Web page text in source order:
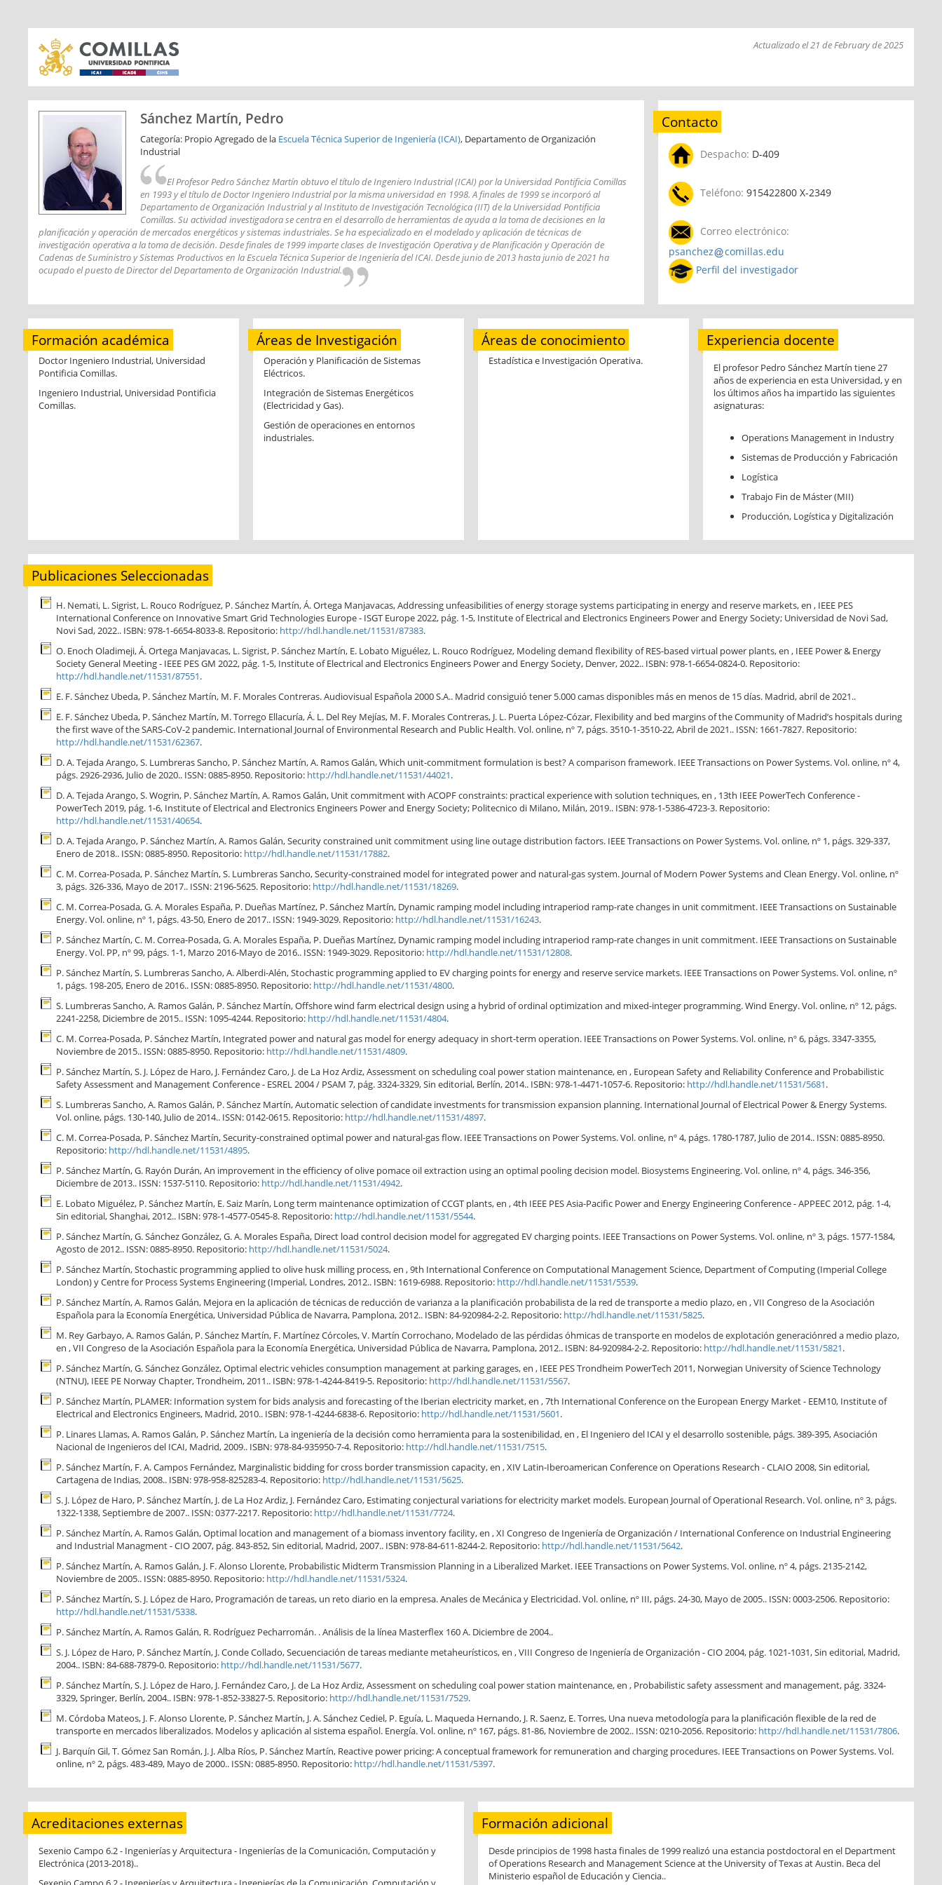
Actualizado el 21 de February de 2025
Sánchez Martín, Pedro
Categoría: Propio Agregado de la Escuela Técnica Superior de Ingeniería (ICAI), Departamento de Organización
Industrial
El Profesor Pedro Sánchez Martín obtuvo el título de Ingeniero Industrial (ICAI) por la Universidad Pontificia Comillas
en 1993 y el título de Doctor Ingeniero Industrial por la misma universidad en 1998. A finales de 1999 se incorporó al
Departamento de Organización Industrial y al Instituto de Investigación Tecnológica (IIT) de la Universidad Pontificia
Comillas. Su actividad investigadora se centra en el desarrollo de herramientas de ayuda a la toma de decisiones en la
planificación y operación de mercados energéticos y sistemas industriales. Se ha especializado en el modelado y aplicación de técnicas de
investigación operativa a la toma de decisión. Desde finales de 1999 imparte clases de Investigación Operativa y de Planificación y Operación de
Cadenas de Suministro y Sistemas Productivos en la Escuela Técnica Superior de Ingeniería del ICAI. Desde junio de 2013 hasta junio de 2021 ha
ocupado el puesto de Director del Departamento de Organización Industrial.
Contacto
Despacho: D-409
Teléfono: 915422800 X-2349
Correo electrónico:
psanchez
comillas.edu
Perfil del investigador
Formación académica
Doctor Ingeniero Industrial, Universidad
Pontificia Comillas.
Ingeniero Industrial, Universidad Pontificia
Comillas.
Áreas de Investigación
Operación y Planificación de Sistemas
Eléctricos.
Integración de Sistemas Energéticos
(Electricidad y Gas).
Gestión de operaciones en entornos
industriales.
Áreas de conocimiento
Estadística e Investigación Operativa.
Experiencia docente
El profesor Pedro Sánchez Martín tiene 27
años de experiencia en esta Universidad, y en
los últimos años ha impartido las siguientes
asignaturas:
Operations Management in Industry
Sistemas de Producción y Fabricación
Logística
Trabajo Fin de Máster (MII)
Producción, Logística y Digitalización
Publicaciones Seleccionadas
H. Nemati, L. Sigrist, L. Rouco Rodríguez, P. Sánchez Martín, Á. Ortega Manjavacas, Addressing unfeasibilities of energy storage systems participating in energy and reserve markets, en , IEEE PES
International Conference on Innovative Smart Grid Technologies Europe - ISGT Europe 2022, pág. 1-5, Institute of Electrical and Electronics Engineers Power and Energy Society; Universidad de Novi Sad,
Novi Sad, 2022.. ISBN: 978-1-6654-8033-8. Repositorio: http://hdl.handle.net/11531/87383.
O. Enoch Oladimeji, Á. Ortega Manjavacas, L. Sigrist, P. Sánchez Martín, E. Lobato Miguélez, L. Rouco Rodríguez, Modeling demand flexibility of RES-based virtual power plants, en , IEEE Power & Energy
Society General Meeting - IEEE PES GM 2022, pág. 1-5, Institute of Electrical and Electronics Engineers Power and Energy Society, Denver, 2022.. ISBN: 978-1-6654-0824-0. Repositorio:
http://hdl.handle.net/11531/87551.
E. F. Sánchez Ubeda, P. Sánchez Martín, M. F. Morales Contreras. Audiovisual Española 2000 S.A.. Madrid consiguió tener 5.000 camas disponibles más en menos de 15 días. Madrid, abril de 2021..
E. F. Sánchez Ubeda, P. Sánchez Martín, M. Torrego Ellacuría, Á. L. Del Rey Mejías, M. F. Morales Contreras, J. L. Puerta López-Cózar, Flexibility and bed margins of the Community of Madrid’s hospitals during
the first wave of the SARS-CoV-2 pandemic. International Journal of Environmental Research and Public Health. Vol. online, nº 7, págs. 3510-1-3510-22, Abril de 2021.. ISSN: 1661-7827. Repositorio:
http://hdl.handle.net/11531/62367.
D. A. Tejada Arango, S. Lumbreras Sancho, P. Sánchez Martín, A. Ramos Galán, Which unit-commitment formulation is best? A comparison framework. IEEE Transactions on Power Systems. Vol. online, nº 4,
págs. 2926-2936, Julio de 2020.. ISSN: 0885-8950. Repositorio: http://hdl.handle.net/11531/44021.
D. A. Tejada Arango, S. Wogrin, P. Sánchez Martín, A. Ramos Galán, Unit commitment with ACOPF constraints: practical experience with solution techniques, en , 13th IEEE PowerTech Conference -
PowerTech 2019, pág. 1-6, Institute of Electrical and Electronics Engineers Power and Energy Society; Politecnico di Milano, Milán, 2019.. ISBN: 978-1-5386-4723-3. Repositorio:
http://hdl.handle.net/11531/40654.
D. A. Tejada Arango, P. Sánchez Martín, A. Ramos Galán, Security constrained unit commitment using line outage distribution factors. IEEE Transactions on Power Systems. Vol. online, nº 1, págs. 329-337,
Enero de 2018.. ISSN: 0885-8950. Repositorio: http://hdl.handle.net/11531/17882.
C. M. Correa-Posada, P. Sánchez Martín, S. Lumbreras Sancho, Security-constrained model for integrated power and natural-gas system. Journal of Modern Power Systems and Clean Energy. Vol. online, nº
3, págs. 326-336, Mayo de 2017.. ISSN: 2196-5625. Repositorio: http://hdl.handle.net/11531/18269.
C. M. Correa-Posada, G. A. Morales España, P. Dueñas Martínez, P. Sánchez Martín, Dynamic ramping model including intraperiod ramp-rate changes in unit commitment. IEEE Transactions on Sustainable
Energy. Vol. online, nº 1, págs. 43-50, Enero de 2017.. ISSN: 1949-3029. Repositorio: http://hdl.handle.net/11531/16243.
P. Sánchez Martín, C. M. Correa-Posada, G. A. Morales España, P. Dueñas Martínez, Dynamic ramping model including intraperiod ramp-rate changes in unit commitment. IEEE Transactions on Sustainable
Energy. Vol. PP, nº 99, págs. 1-1, Marzo 2016-Mayo de 2016.. ISSN: 1949-3029. Repositorio: http://hdl.handle.net/11531/12808.
P. Sánchez Martín, S. Lumbreras Sancho, A. Alberdi-Alén, Stochastic programming applied to EV charging points for energy and reserve service markets. IEEE Transactions on Power Systems. Vol. online, nº
1, págs. 198-205, Enero de 2016.. ISSN: 0885-8950. Repositorio: http://hdl.handle.net/11531/4800.
S. Lumbreras Sancho, A. Ramos Galán, P. Sánchez Martín, Offshore wind farm electrical design using a hybrid of ordinal optimization and mixed-integer programming. Wind Energy. Vol. online, nº 12, págs.
2241-2258, Diciembre de 2015.. ISSN: 1095-4244. Repositorio: http://hdl.handle.net/11531/4804.
C. M. Correa-Posada, P. Sánchez Martín, Integrated power and natural gas model for energy adequacy in short-term operation. IEEE Transactions on Power Systems. Vol. online, nº 6, págs. 3347-3355,
Noviembre de 2015.. ISSN: 0885-8950. Repositorio: http://hdl.handle.net/11531/4809.
P. Sánchez Martín, S. J. López de Haro, J. Fernández Caro, J. de La Hoz Ardiz, Assessment on scheduling coal power station maintenance, en , European Safety and Reliability Conference and Probabilistic
Safety Assessment and Management Conference - ESREL 2004 / PSAM 7, pág. 3324-3329, Sin editorial, Berlín, 2014.. ISBN: 978-1-4471-1057-6. Repositorio: http://hdl.handle.net/11531/5681.
S. Lumbreras Sancho, A. Ramos Galán, P. Sánchez Martín, Automatic selection of candidate investments for transmission expansion planning. International Journal of Electrical Power & Energy Systems.
Vol. online, págs. 130-140, Julio de 2014.. ISSN: 0142-0615. Repositorio: http://hdl.handle.net/11531/4897.
C. M. Correa-Posada, P. Sánchez Martín, Security-constrained optimal power and natural-gas flow. IEEE Transactions on Power Systems. Vol. online, nº 4, págs. 1780-1787, Julio de 2014.. ISSN: 0885-8950.
Repositorio: http://hdl.handle.net/11531/4895.
P. Sánchez Martín, G. Rayón Durán, An improvement in the efficiency of olive pomace oil extraction using an optimal pooling decision model. Biosystems Engineering. Vol. online, nº 4, págs. 346-356,
Diciembre de 2013.. ISSN: 1537-5110. Repositorio: http://hdl.handle.net/11531/4942.
E. Lobato Miguélez, P. Sánchez Martín, E. Saiz Marín, Long term maintenance optimization of CCGT plants, en , 4th IEEE PES Asia-Pacific Power and Energy Engineering Conference - APPEEC 2012, pág. 1-4,
Sin editorial, Shanghai, 2012.. ISBN: 978-1-4577-0545-8. Repositorio: http://hdl.handle.net/11531/5544.
P. Sánchez Martín, G. Sánchez González, G. A. Morales España, Direct load control decision model for aggregated EV charging points. IEEE Transactions on Power Systems. Vol. online, nº 3, págs. 1577-1584,
Agosto de 2012.. ISSN: 0885-8950. Repositorio: http://hdl.handle.net/11531/5024.
P. Sánchez Martín, Stochastic programming applied to olive husk milling process, en , 9th International Conference on Computational Management Science, Department of Computing (Imperial College
London) y Centre for Process Systems Engineering (Imperial, Londres, 2012.. ISBN: 1619-6988. Repositorio: http://hdl.handle.net/11531/5539.
P. Sánchez Martín, A. Ramos Galán, Mejora en la aplicación de técnicas de reducción de varianza a la planificación probabilista de la red de transporte a medio plazo, en , VII Congreso de la Asociación
Española para la Economía Energética, Universidad Pública de Navarra, Pamplona, 2012.. ISBN: 84-920984-2-2. Repositorio: http://hdl.handle.net/11531/5825.
M. Rey Garbayo, A. Ramos Galán, P. Sánchez Martín, F. Martínez Córcoles, V. Martín Corrochano, Modelado de las pérdidas óhmicas de transporte en modelos de explotación generaciónred a medio plazo,
en , VII Congreso de la Asociación Española para la Economía Energética, Universidad Pública de Navarra, Pamplona, 2012.. ISBN: 84-920984-2-2. Repositorio: http://hdl.handle.net/11531/5821.
P. Sánchez Martín, G. Sánchez González, Optimal electric vehicles consumption management at parking garages, en , IEEE PES Trondheim PowerTech 2011, Norwegian University of Science Technology
(NTNU), IEEE PE Norway Chapter, Trondheim, 2011.. ISBN: 978-1-4244-8419-5. Repositorio: http://hdl.handle.net/11531/5567.
P. Sánchez Martín, PLAMER: Information system for bids analysis and forecasting of the Iberian electricity market, en , 7th International Conference on the European Energy Market - EEM10, Institute of
Electrical and Electronics Engineers, Madrid, 2010.. ISBN: 978-1-4244-6838-6. Repositorio: http://hdl.handle.net/11531/5601.
P. Linares Llamas, A. Ramos Galán, P. Sánchez Martín, La ingeniería de la decisión como herramienta para la sostenibilidad, en , El Ingeniero del ICAI y el desarrollo sostenible, págs. 389-395, Asociación
Nacional de Ingenieros del ICAI, Madrid, 2009.. ISBN: 978-84-935950-7-4. Repositorio: http://hdl.handle.net/11531/7515.
P. Sánchez Martín, F. A. Campos Fernández, Marginalistic bidding for cross border transmission capacity, en , XIV Latin-Iberoamerican Conference on Operations Research - CLAIO 2008, Sin editorial,
Cartagena de Indias, 2008.. ISBN: 978-958-825283-4. Repositorio: http://hdl.handle.net/11531/5625.
S. J. López de Haro, P. Sánchez Martín, J. de La Hoz Ardiz, J. Fernández Caro, Estimating conjectural variations for electricity market models. European Journal of Operational Research. Vol. online, nº 3, págs.
1322-1338, Septiembre de 2007.. ISSN: 0377-2217. Repositorio: http://hdl.handle.net/11531/7724.
P. Sánchez Martín, A. Ramos Galán, Optimal location and management of a biomass inventory facility, en , XI Congreso de Ingeniería de Organización / International Conference on Industrial Engineering
and Industrial Managment - CIO 2007, pág. 843-852, Sin editorial, Madrid, 2007.. ISBN: 978-84-611-8244-2. Repositorio: http://hdl.handle.net/11531/5642.
P. Sánchez Martín, A. Ramos Galán, J. F. Alonso Llorente, Probabilistic Midterm Transmission Planning in a Liberalized Market. IEEE Transactions on Power Systems. Vol. online, nº 4, págs. 2135-2142,
Noviembre de 2005.. ISSN: 0885-8950. Repositorio: http://hdl.handle.net/11531/5324.
P. Sánchez Martín, S. J. López de Haro, Programación de tareas, un reto diario en la empresa. Anales de Mecánica y Electricidad. Vol. online, nº III, págs. 24-30, Mayo de 2005.. ISSN: 0003-2506. Repositorio:
http://hdl.handle.net/11531/5338.
P. Sánchez Martín, A. Ramos Galán, R. Rodríguez Pecharromán. . Análisis de la línea Masterflex 160 A. Diciembre de 2004..
S. J. López de Haro, P. Sánchez Martín, J. Conde Collado, Secuenciación de tareas mediante metaheurísticos, en , VIII Congreso de Ingeniería de Organización - CIO 2004, pág. 1021-1031, Sin editorial, Madrid,
2004.. ISBN: 84-688-7879-0. Repositorio: http://hdl.handle.net/11531/5677.
P. Sánchez Martín, S. J. López de Haro, J. Fernández Caro, J. de La Hoz Ardiz, Assessment on scheduling coal power station maintenance, en , Probabilistic safety assessment and management, pág. 3324-
3329, Springer, Berlín, 2004.. ISBN: 978-1-852-33827-5. Repositorio: http://hdl.handle.net/11531/7529.
M. Córdoba Mateos, J. F. Alonso Llorente, P. Sánchez Martín, J. A. Sánchez Cediel, P. Eguía, L. Maqueda Hernando, J. R. Saenz, E. Torres, Una nueva metodología para la planificación flexible de la red de
transporte en mercados liberalizados. Modelos y aplicación al sistema español. Energía. Vol. online, nº 167, págs. 81-86, Noviembre de 2002.. ISSN: 0210-2056. Repositorio: http://hdl.handle.net/11531/7806.
J. Barquín Gil, T. Gómez San Román, J. J. Alba Ríos, P. Sánchez Martín, Reactive power pricing: A conceptual framework for remuneration and charging procedures. IEEE Transactions on Power Systems. Vol.
online, nº 2, págs. 483-489, Mayo de 2000.. ISSN: 0885-8950. Repositorio: http://hdl.handle.net/11531/5397.
Acreditaciones externas
Sexenio Campo 6.2 - Ingenierías y Arquitectura - Ingenierías de la Comunicación, Computación y
Electrónica (2013-2018)..
Formación adicional
Desde principios de 1998 hasta finales de 1999 realizó una estancia postdoctoral en el Department
of Operations Research and Management Science at the University of Texas at Austin. Beca del
Ministerio español de Educación y Ciencia..